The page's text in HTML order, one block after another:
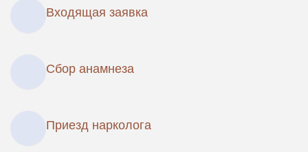
Входящая заявка
Сбор анамнеза
Приезд нарколога